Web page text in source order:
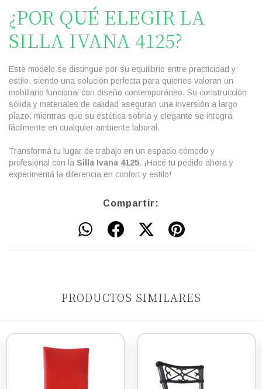
¿POR QUÉ ELEGIR LA
SILLA IVANA 4125?
Este modelo se distingue por su equilibrio entre practicidad y
estilo, siendo una solución perfecta para quienes valoran un
mobiliario funcional con diseño contemporáneo. Su construcción
sólida y materiales de calidad aseguran una inversión a largo
plazo, mientras que su estética sobria y elegante se integra
fácilmente en cualquier ambiente laboral.
Transformá tu lugar de trabajo en un espacio cómodo y
profesional con la Silla Ivana 4125. ¡Hacé tu pedido ahora y
experimentá la diferencia en confort y estilo!
Compartir:
PRODUCTOS SIMILARES